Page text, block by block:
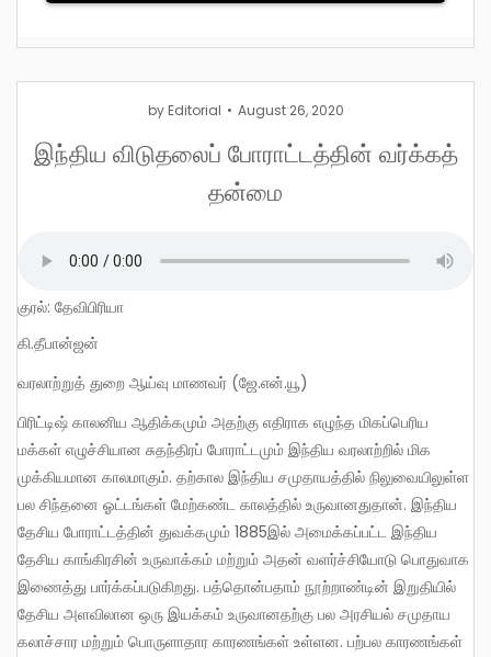
by Editorial August 26, 2020
இந்திய விடுதலைப் போராட்டத்தின் வர்க்கத்
தன்மை
குரல்: தேவிபிரியா
கி.தீபான்ஜன்
வரலாற்றுத் துறை ஆய்வு மாணவர் (ஜே.என்.யூ)
பிரிட்டிஷ் காலனிய ஆதிக்கமும் அதற்கு எதிராக எழுந்த மிகப்பெரிய
மக்கள் எழுச்சியான சுதந்திரப் போராட்டமும் இந்திய வரலாற்றில் மிக
முக்கியமான காலமாகும். தற்கால இந்திய சமுதாயத்தில் நிலுவையிலுள்ள
பல சிந்தனை ஓட்டங்கள் மேற்கண்ட காலத்தில் உருவானதுதான். இந்திய
தேசிய போராட்டத்தின் துவக்கமும் 1885இல் அமைக்கப்பட்ட இந்திய
தேசிய காங்கிரசின் உருவாக்கம் மற்றும் அதன் வளர்ச்சியோடு பொதுவாக
இணைத்து பார்க்கப்படுகிறது. பத்தொன்பதாம் நூற்றாண்டின் இறுதியில்
தேசிய அளவிலான ஒரு இயக்கம் உருவானதற்கு பல அரசியல் சமுதாய
கலாச்சார மற்றும் பொருளாதார காரணங்கள் உள்ளன. பற்பல காரணங்கள்